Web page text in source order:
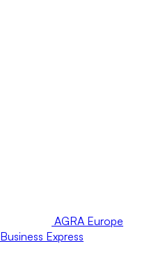
AGRA Europe
Business Express